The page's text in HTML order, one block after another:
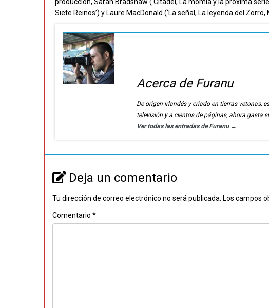
producción, Sarah Bradshaw (‘Citadel, La momia y la próxima
Siete Reinos’) y Laure MacDonald (‘La señal, La leyenda del Zorro,
Acerca de Furanu
De origen irlandés y criado en tierras vetonas,
televisión y a cientos de páginas, ahora gasta
Ver todas las entradas de Furanu →
Deja un comentario
Tu dirección de correo electrónico no será publicada. Los campos
Comentario *